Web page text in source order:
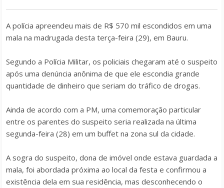
A polícia apreendeu mais de R$ 570 mil escondidos em uma
mala na madrugada desta terça-feira (29), em Bauru.
Segundo a Polícia Militar, os policiais chegaram até o suspeito
após uma denúncia anônima de que ele escondia grande
quantidade de dinheiro que seriam do tráfico de drogas.
Ainda de acordo com a PM, uma comemoração particular
entre os parentes do suspeito seria realizada na última
segunda-feira (28) em um buffet na zona sul da cidade.
A sogra do suspeito, dona de imóvel onde estava guardada a
mala, foi abordada próxima ao local da festa e confirmou a
existência dela em sua residência, mas desconhecendo o